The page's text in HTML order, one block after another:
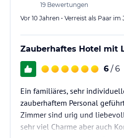
19 Bewertungen
Vor 10 Jahren • Verreist als Paar im
Zauberhaftes Hotel mit
6 / 6
Ein familiäres, sehr
zauberhaftem Personal
Zimmer sind urig und
sehr viel Charme aber auch